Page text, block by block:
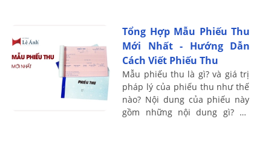
hàng hóa, vật ...
Tổng Hợp Mẫu Phiếu Thu
Mới Nhất - Hướng Dẫn
Cách Viết Phiếu Thu
Mẫu phiếu thu là gì? và giá trị
pháp lý của phiếu thu như thế
nào? Nội dung của phiếu này
gồm những nội dung gì? Và